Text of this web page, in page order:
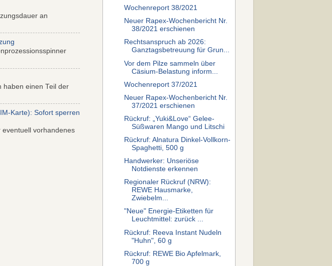
an
haben einen Teil der
Karte): Sofort sperren
eventuell vorhandenes
Wochenreport 38/2021
Neuer Rapex-Wochenbericht Nr.
38/2021 erschienen
Rechtsanspruch ab 2026:
Ganztagsbetreuung für Grun...
Vor dem Pilze sammeln über
Cäsium-Belastung inform...
Wochenreport 37/2021
Neuer Rapex-Wochenbericht Nr.
37/2021 erschienen
Rückruf: „Yuki&Love“ Gelee-
Süßwaren Mango und Litschi
Rückruf: Alnatura Dinkel-Vollkorn-
Spaghetti, 500 g
Handwerker: Unseriöse
Notdienste erkennen
Regionaler Rückruf (NRW):
REWE Hausmarke,
Zwiebelm...
"Neue" Energie-Etiketten für
Leuchtmittel: zurück ...
Rückruf: Reeva Instant Nudeln
"Huhn", 60 g
Rückruf: REWE Bio Apfelmark,
700 g